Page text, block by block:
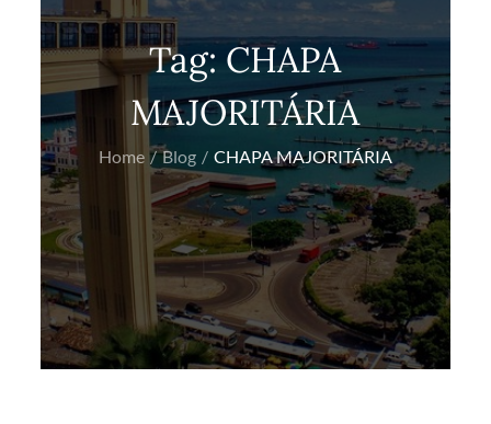
Tag: CHAPA
MAJORITÁRIA
Home Blog CHAPA MAJORITÁRIA